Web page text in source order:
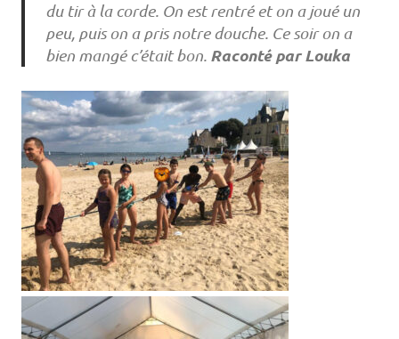
du tir à la corde. On est rentré et on a joué un
peu, puis on a pris notre douche. Ce soir on a
bien mangé c’était bon.Raconté par Louka